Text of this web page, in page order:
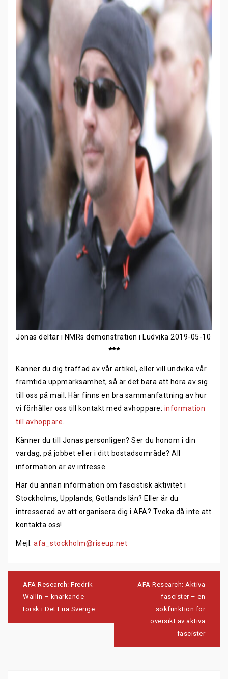
Jonas deltar i NMRs demonstration i Ludvika 2019-05-10
***
Känner du dig träffad av vår artikel, eller vill undvika vår
framtida uppmärksamhet, så är det bara att höra av sig
till oss på mail. Här finns en bra sammanfattning av hur
vi förhåller oss till kontakt med avhoppare: information
till avhoppare
Känner du till Jonas personligen? Ser du honom i din
vardag, på jobbet eller i ditt bostadsområde? All
information är av intresse.
Har du annan information om fascistisk aktivitet i
Stockholms, Upplands, Gotlands län? Eller är du
intresserad av att organisera dig i AFA? Tveka då inte att
kontakta oss!
Mejl: afa_stockholm@riseup.net
navigation
AFA Research: Fredrik
Wallin – knarkande
torsk i Det Fria Sverige
AFA Research: Aktiva
fascister – en
sökfunktion för
översikt av aktiva
fascister